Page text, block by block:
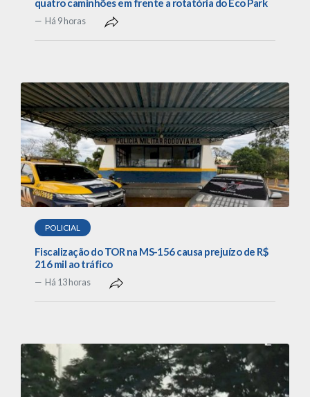
quatro caminhões em frente a rotatória do Eco Park
Há 9 horas
POLICIAL
Fiscalização do TOR na MS-156 causa prejuízo de R$
216 mil ao tráfico
Há 13 horas